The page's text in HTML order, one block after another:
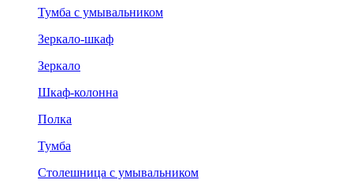
Тумба с умывальником
Зеркало-шкаф
Зеркало
Шкаф-колонна
Полка
Тумба
Столешница с умывальником